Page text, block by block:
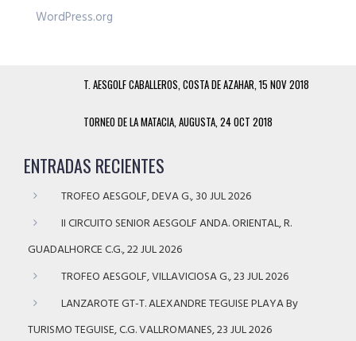
WordPress.org
T. AESGOLF CABALLEROS, COSTA DE AZAHAR, 15 NOV 2018
TORNEO DE LA MATACIA, AUGUSTA, 24 OCT 2018
ENTRADAS RECIENTES
TROFEO AESGOLF, DEVA G., 30 JUL 2026
II CIRCUITO SENIOR AESGOLF ANDA. ORIENTAL, R.
GUADALHORCE C.G., 22 JUL 2026
TROFEO AESGOLF, VILLAVICIOSA G., 23 JUL 2026
LANZAROTE GT-T. ALEXANDRE TEGUISE PLAYA By
TURISMO TEGUISE, C.G. VALLROMANES, 23 JUL 2026